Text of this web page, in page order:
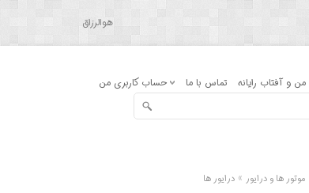
هوالرزاق
من و آفتاب رایانه تماس با ما حساب کاربری من
موتور ها و درایور »درایور ها